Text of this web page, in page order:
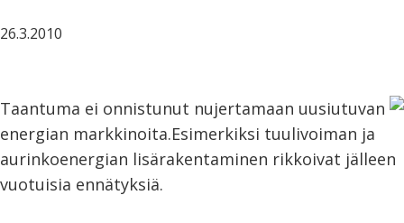
26.3.2010
Taantuma ei onnistunut nujertamaan uusiutuvan
energian markkinoita.Esimerkiksi tuulivoiman ja
aurinkoenergian lisärakentaminen rikkoivat jälleen
vuotuisia ennätyksiä.